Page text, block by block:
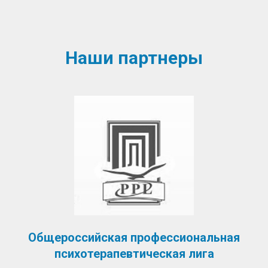
Наши партнеры
Общероссийская профессиональная
психотерапевтическая лига